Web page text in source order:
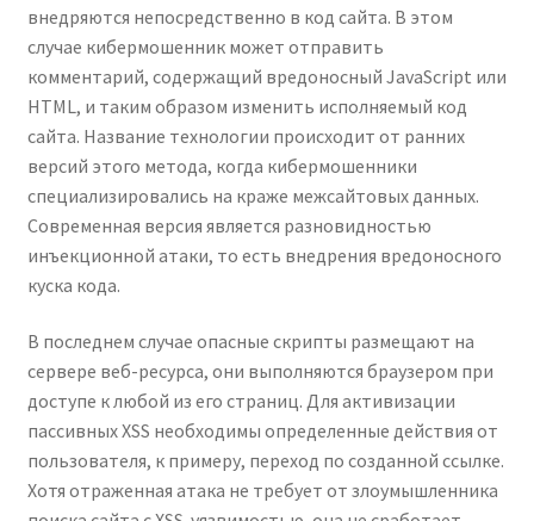
внедряются непосредственно в код сайта. В этом
случае кибермошенник может отправить
комментарий, содержащий вредоносный JavaScript или
HTML, и таким образом изменить исполняемый код
сайта. Название технологии происходит от ранних
версий этого метода, когда кибермошенники
специализировались на краже межсайтовых данных.
Современная версия является разновидностью
инъекционной атаки, то есть внедрения вредоносного
куска кода.
В последнем случае опасные скрипты размещают на
сервере веб-ресурса, они выполняются браузером при
доступе к любой из его страниц. Для активизации
пассивных XSS необходимы определенные действия от
пользователя, к примеру, переход по созданной ссылке.
Хотя отраженная атака не требует от злоумышленника